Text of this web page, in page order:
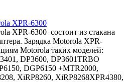
XPR-6300
XPR-6300 состоит из стакана
Зарядка Motorola XPR-
Motorola таких моделей:
DP3600, DP3601TRBO
DGP6150 +MTR2000,
XiRP8260, XiRP8268XPR4380,